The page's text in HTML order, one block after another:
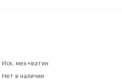
Иск. мех+ватин
Нет в наличии